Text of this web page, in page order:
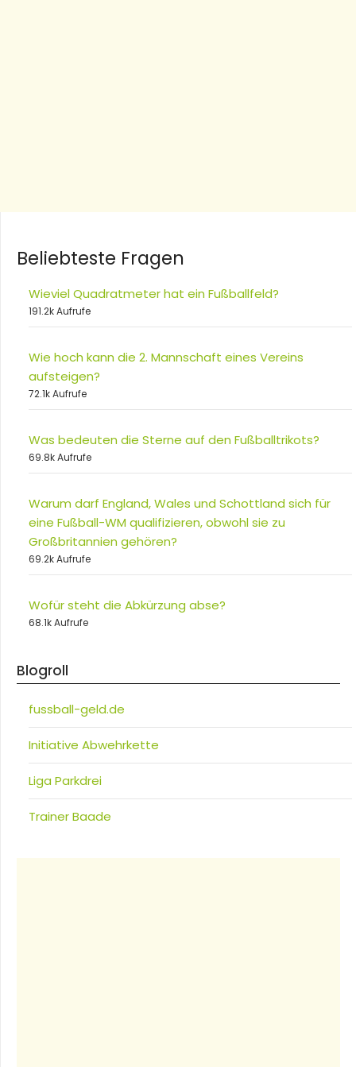
Beliebteste Fragen
Wieviel Quadratmeter hat ein Fußballfeld?
191.2k Aufrufe
Wie hoch kann die 2. Mannschaft eines Vereins
aufsteigen?
72.1k Aufrufe
Was bedeuten die Sterne auf den Fußballtrikots?
69.8k Aufrufe
Warum darf England, Wales und Schottland sich für
eine Fußball-WM qualifizieren, obwohl sie zu
Großbritannien gehören?
69.2k Aufrufe
Wofür steht die Abkürzung abse?
68.1k Aufrufe
Blogroll
fussball-geld.de
Initiative Abwehrkette
Liga Parkdrei
Trainer Baade